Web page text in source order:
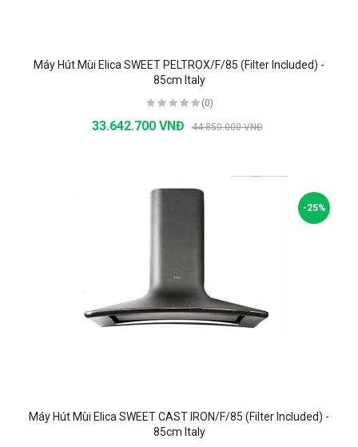
Máy Hút Mùi Elica SWEET PELTROX/F/85 (Filter Included) -
85cm Italy
(0)
33.642.700 VNĐ 44.850.000 VNĐ
-25%
Máy Hút Mùi Elica SWEET CAST IRON/F/85 (Filter Included) -
85cm Italy